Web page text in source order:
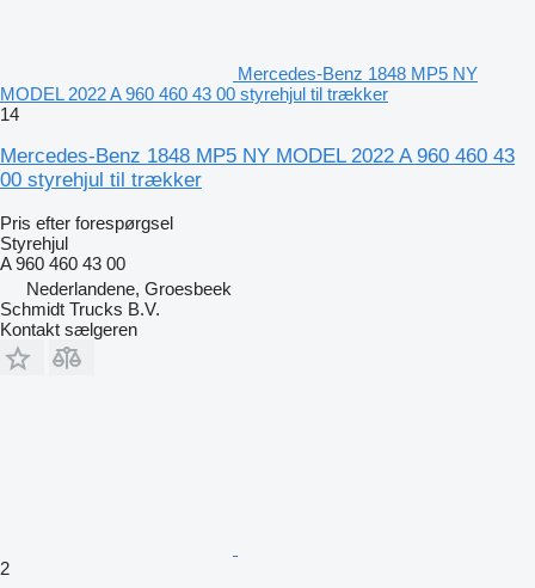
Mercedes-Benz 1848 MP5 NY
MODEL 2022 A 960 460 43 00 styrehjul til trækker
14
Mercedes-Benz 1848 MP5 NY MODEL 2022 A 960 460 43
00 styrehjul til trækker
Pris efter forespørgsel
Styrehjul
A 960 460 43 00
Nederlandene, Groesbeek
Schmidt Trucks B.V.
Kontakt sælgeren
2